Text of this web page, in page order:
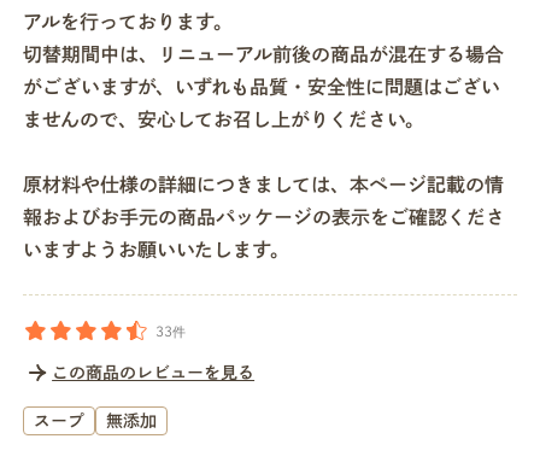
アルを行っております。
切替期間中は、リニューアル前後の商品が混在する場合
がございますが、いずれも品質・安全性に問題はござい
ませんので、安心してお召し上がりください。
原材料や仕様の詳細につきましては、本ページ記載の情
報およびお手元の商品パッケージの表示をご確認くださ
いますようお願いいたします。
33件
この商品のレビューを見る
スープ 無添加